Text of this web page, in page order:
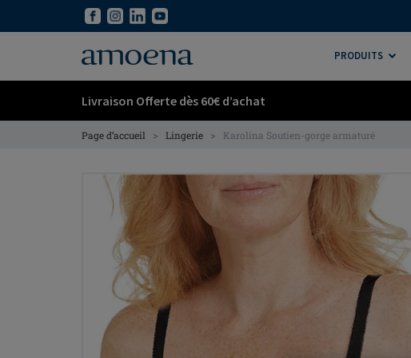
PRODUITS
Livraison Offerte dès 60€ d’achat
Page d’accueil > Lingerie > Karolina Soutien-gorge armaturé